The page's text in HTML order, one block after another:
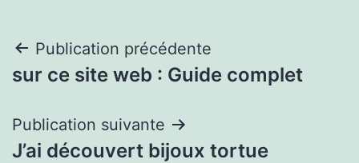
Navigation
de
l’article
Publication précédente
sur ce site web : Guide complet
Publication suivante
J’ai découvert bijoux tortue